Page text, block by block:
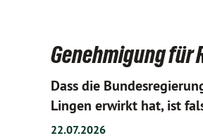
Genehmigung für
Dass die
Lingen erwirkt hat, ist
22.07.2026